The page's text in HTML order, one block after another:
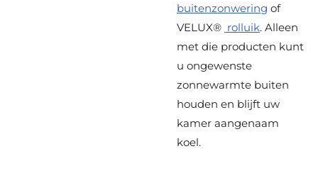
buitenzonwering of
VELUX® rolluik. Alleen
met die producten kunt
u ongewenste
zonnewarmte buiten
houden en blijft uw
kamer aangenaam
koel.